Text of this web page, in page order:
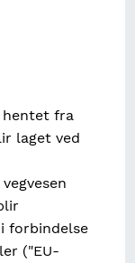
hentet fra
laget ved
forbindelse
("EU-